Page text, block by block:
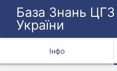
База Знань
України
Інфо